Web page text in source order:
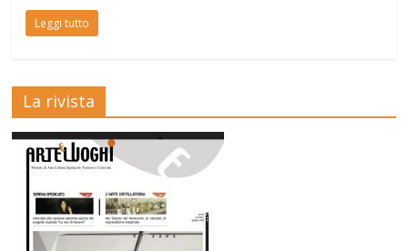
Leggi tutto
La rivista